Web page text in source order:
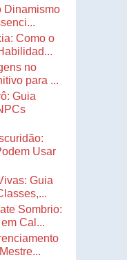
Dinamismo
Como o
no
para ...
Guia
Usar
Guia
Sombrio:
Cal...